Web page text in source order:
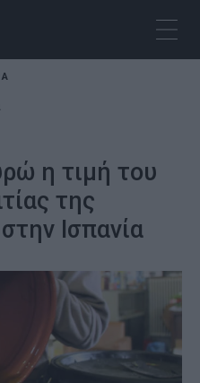
η τιμή του
της
Ισπανία